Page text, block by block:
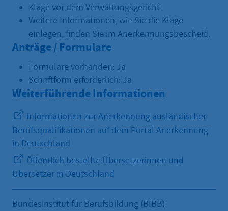
Klage vor dem Verwaltungsgericht
Weitere Informationen, wie Sie die Klage
einlegen, finden Sie im Anerkennungsbescheid.
Anträge / Formulare
Formulare vorhanden: Ja
Schriftform erforderlich: Ja
Weiterführende Informationen
Informationen zur Anerkennung ausländischer
Berufsqualifikationen auf dem Portal Anerkennung
in Deutschland
Öffentlich bestellte Übersetzerinnen und
Übersetzer in Deutschland
Bundesinstitut für Berufsbildung (BIBB)